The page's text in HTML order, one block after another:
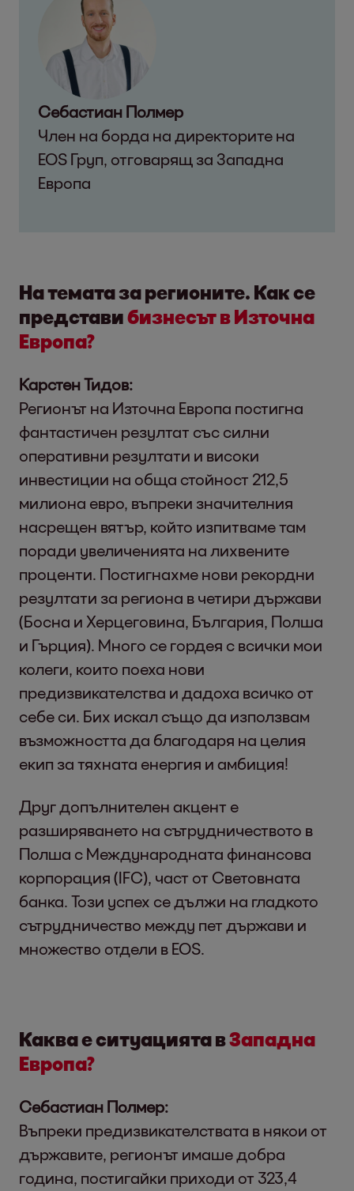
Себастиан Полмер
Член на борда на директорите на
EOS Груп, отговарящ за Западна
Европа
На темата за регионите. Как се
представибизнесът в Източна
Европа?
Карстен Тидов:
Регионът на Източна Европа постигна
фантастичен резултат със силни
оперативни резултати и високи
инвестиции на обща стойност 212,5
милиона евро, въпреки значителния
насрещен вятър, който изпитваме там
поради увеличенията на лихвените
проценти. Постигнахме нови рекордни
резултати за региона в четири държави
(Босна и Херцеговина, България, Полша
и Гърция). Много се гордея с всички мои
колеги, които поеха нови
предизвикателства и дадоха всичко от
себе си. Бих искал също да използвам
възможността да благодаря на целия
екип за тяхната енергия и амбиция!
Друг допълнителен акцент е
разширяването на сътрудничеството в
Полша с Международната финансова
корпорация (IFC), част от Световната
банка. Този успех се дължи на гладкото
сътрудничество между пет държави и
множество отдели в EOS.
Каква е ситуацията вЗападна
Европа?
Себастиан Полмер:
Въпреки предизвикателствата в някои от
държавите, регионът имаше добра
година, постигайки приходи от 323,4